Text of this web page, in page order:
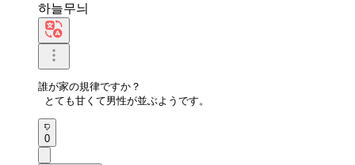
하늘무늬
誰が家の規律ですか？
とても甘くて男性が並ぶようです。
0